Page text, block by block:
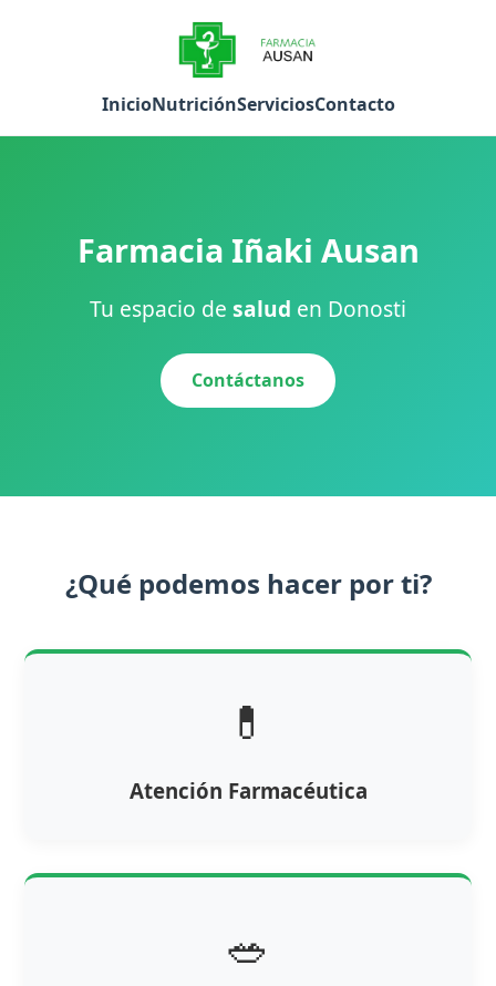
InicioNutriciónServiciosContacto
Farmacia Iñaki Ausan
Tu espacio de salud en Donosti
Contáctanos
¿Qué podemos hacer por ti?
💊
Atención Farmacéutica
🥗